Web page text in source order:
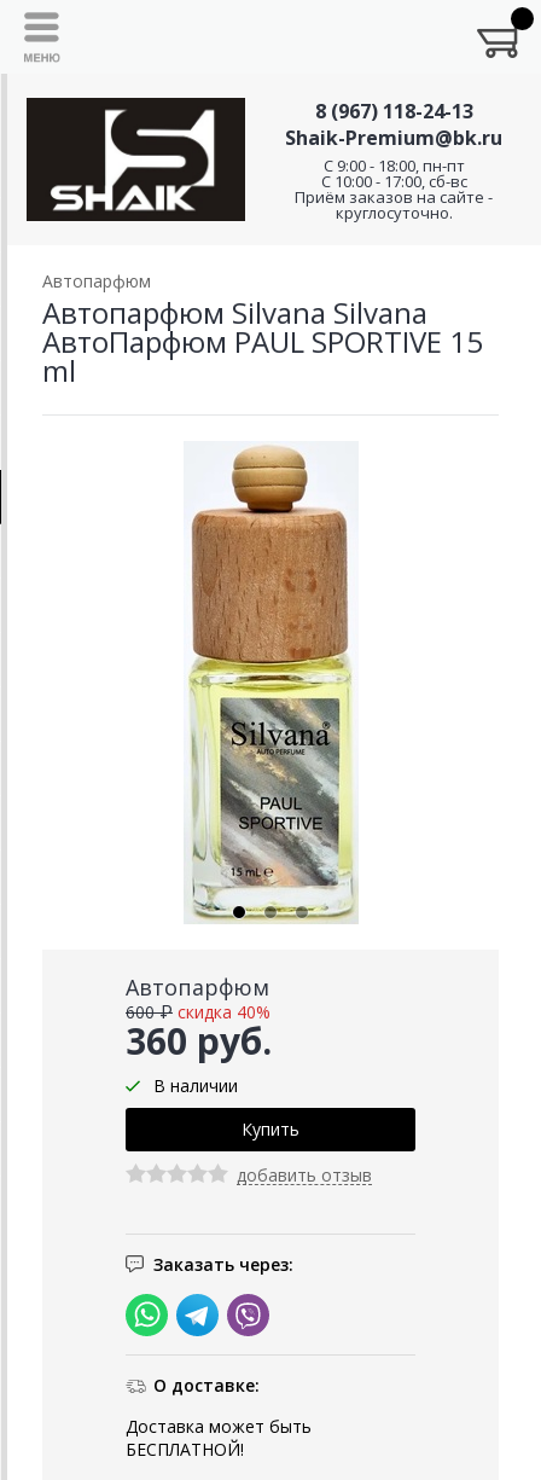
8 (967) 118-24-13
Shaik-Premium@bk.ru
C 9:00 - 18:00, пн-пт
С 10:00 - 17:00, сб-вс
Приём заказов на сайте -
круглосуточно.
Автопарфюм
Автопарфюм Silvana Silvana
АвтоПарфюм PAUL SPORTIVE 15
ml
Автопарфюм
360 руб.
600 ₽ скидка 40%
В наличии
добавить отзыв
Заказать через:
О доставке:
Доставка может быть
БЕСПЛАТНОЙ!